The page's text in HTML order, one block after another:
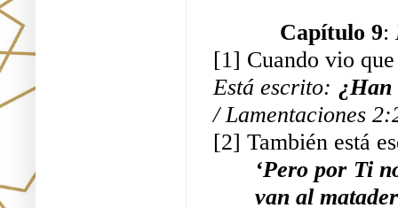
Capítulo 9:
[1] Cuando vio
Está escrito: ¿Han
/ Lamentaciones
[2] También está
‘Pero por Ti
van al